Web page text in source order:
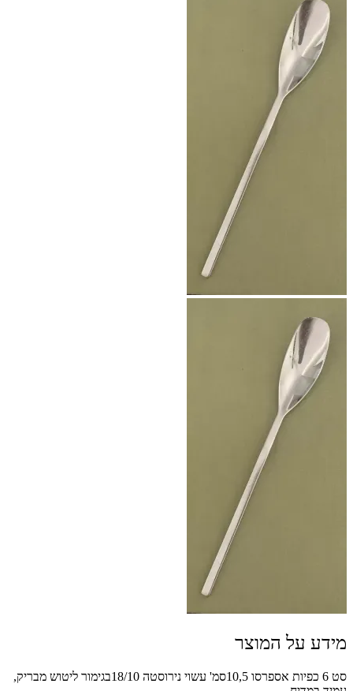
מידע על המוצר
סט 6 כפיות אספרסו 10,5סמ' עשוי נירוסטה 18/10בגימור ליטוש מבריק,